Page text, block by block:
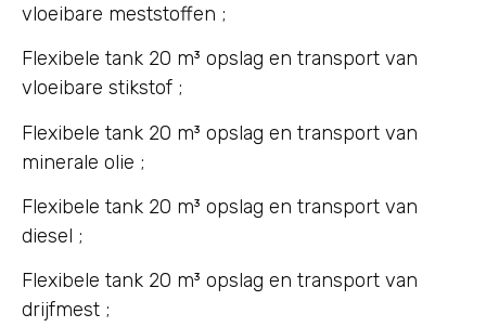
vloeibare meststoffen ;
Flexibele tank 20 m³ opslag en transport van
vloeibare stikstof ;
Flexibele tank 20 m³ opslag en transport van
minerale olie ;
Flexibele tank 20 m³ opslag en transport van
diesel ;
Flexibele tank 20 m³ opslag en transport van
drijfmest ;